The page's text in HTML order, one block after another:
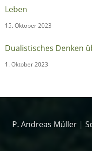
Leben
15. Oktober 2023
Dualistisches Denken
1. Oktober 2023
P. Andreas Müller |